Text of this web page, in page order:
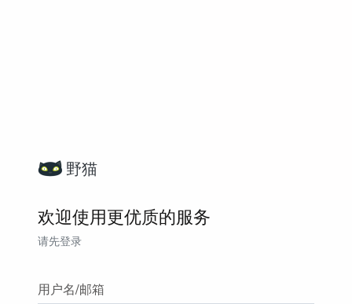
野猫
欢迎使用更优质的服务
请先登录
用户名/邮箱